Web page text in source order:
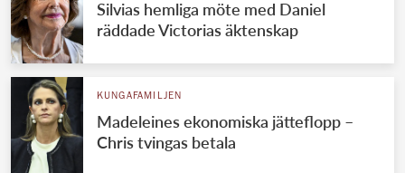
Silvias hemliga möte med Daniel
räddade Victorias äktenskap
KUNGAFAMILJEN
Madeleines ekonomiska jätteflopp –
Chris tvingas betala